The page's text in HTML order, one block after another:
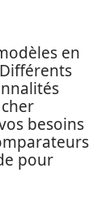
en
besoins
pour